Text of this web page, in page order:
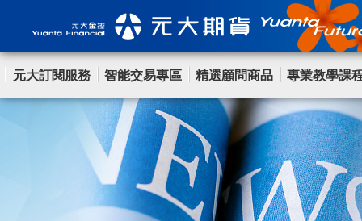
元大訂閱服務 智能交易專區 精選顧問商品 專業教學課